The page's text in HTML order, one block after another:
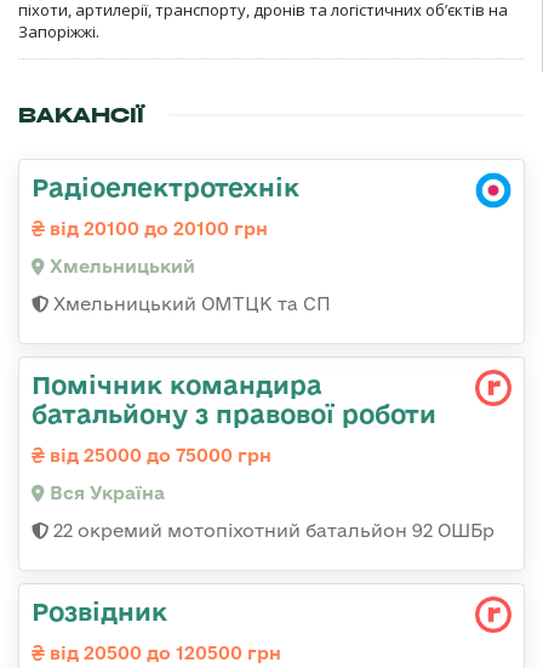
піхоти, артилерії, транспорту, дронів та логістичних об’єктів на
Запоріжжі.
ВАКАНСІЇ
Радіоелектротехнік
від 20100 до 20100 грн
Хмельницький
Хмельницький ОМТЦК та СП
Помічник командира
батальйону з правової роботи
від 25000 до 75000 грн
Вся Україна
22 окремий мотопіхотний батальйон 92 ОШБр
Розвідник
від 20500 до 120500 грн